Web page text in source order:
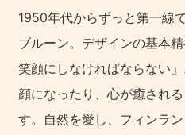
1950年代からずっと第一線
ブルーン。デザインの基本
笑顔にしなければならない
顔になったり、心が癒され
す。自然を愛し、フィンラ